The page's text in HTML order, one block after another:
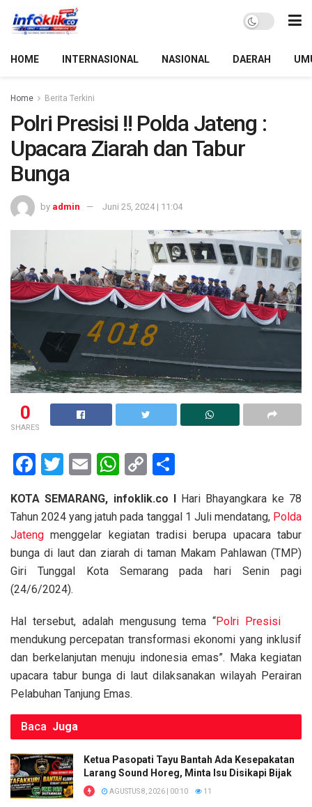
HOME INTERNASIONAL NASIONAL DAERAH
Home Berita Terkini
Polri Presisi !! Polda Jateng :
Upacara Ziarah dan Tabur
Bunga
by admin Juni 25, 2024 | 11:04
0
SHARES
F
ce
b
o
o
k
T
tt
er
E
ail
W
at
s
A
p
C
py
Li
n
k
ar
e
KOTA SEMARANG, infoklik.co I
Hari Bhayangkara ke 78
Tahun 2024 yang jatuh pada tanggal 1 Juli mendatang, Polda
Jateng menggelar kegiatan tradisi berupa upacara tabur
bunga di laut dan ziarah di taman Makam Pahlawan (TMP)
Giri Tunggal Kota Semarang pada hari Senin pagi
(24/6/2024).
Hal tersebut, adalah mengusung tema “Polri Presisi
mendukung percepatan transformasi ekonomi yang inklusif
dan berkelanjutan menuju indonesia emas”. Maka kegiatan
upacara tabur bunga di laut dilaksanakan wilayah Perairan
Pelabuhan Tanjung Emas.
Baca Juga
Ketua Pasopati Tayu Bantah Ada Kesepakatan
Larang Sound Horeg, Minta Isu Disikapi Bijak
AGUSTUS 8, 2026 | 00:10 11